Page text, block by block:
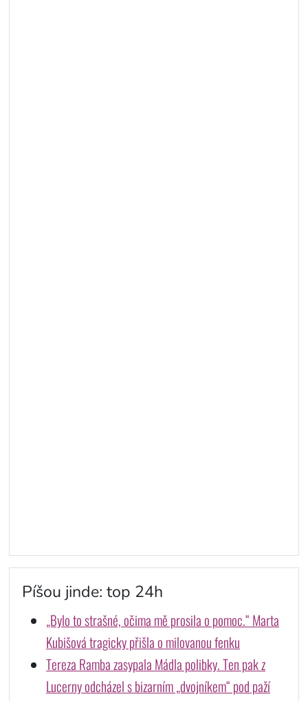
Píšou jinde: top 24h
„Bylo to strašné, očima mě prosila o pomoc.“ Marta
Kubišová tragicky přišla o milovanou fenku
Tereza Ramba zasypala Mádla polibky. Ten pak z
Lucerny odcházel s bizarním „dvojníkem“ pod paží